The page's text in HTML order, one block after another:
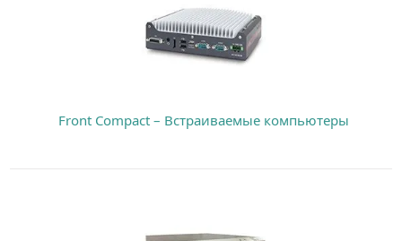
Front Compact – Встраиваемые компьютеры